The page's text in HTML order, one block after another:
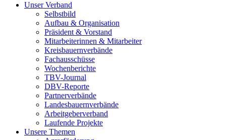
Unser Verband
Selbstbild
Aufbau & Organisation
Präsident & Vorstand
Mitarbeiterinnen & Mitarbeiter
Kreisbauernverbände
Fachausschüsse
Wochenberichte
TBV-Journal
DBV-Reporte
Partnerverbände
Landesbauernverbände
Arbeitgeberverband
Laufende Projekte
Unsere Themen